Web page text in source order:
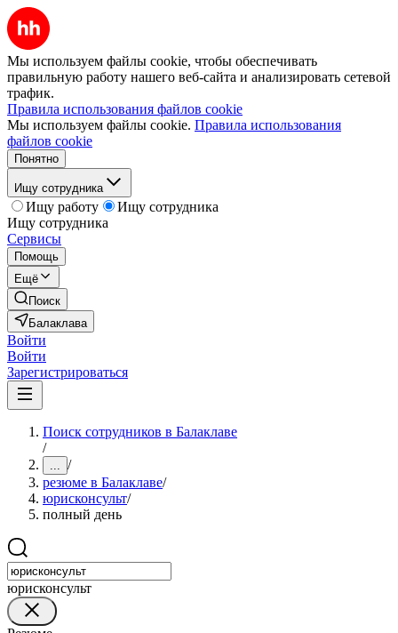
Мы используем файлы cookie, чтобы обеспечивать
правильную работу нашего веб-сайта и анализировать сетевой
трафик.
Правила использования файлов cookie
Мы используем файлы cookie. Правила использования
файлов cookie
Понятно
Ищу сотрудника
Ищу работу
Ищу сотрудника
Ищу сотрудника
Сервисы
Помощь
Ещё
Поиск
Балаклава
Войти
Войти
Зарегистрироваться
Поиск сотрудников в Балаклаве
/
... /
резюме в Балаклаве/
юрисконсульт/
полный день
юрисконсульт